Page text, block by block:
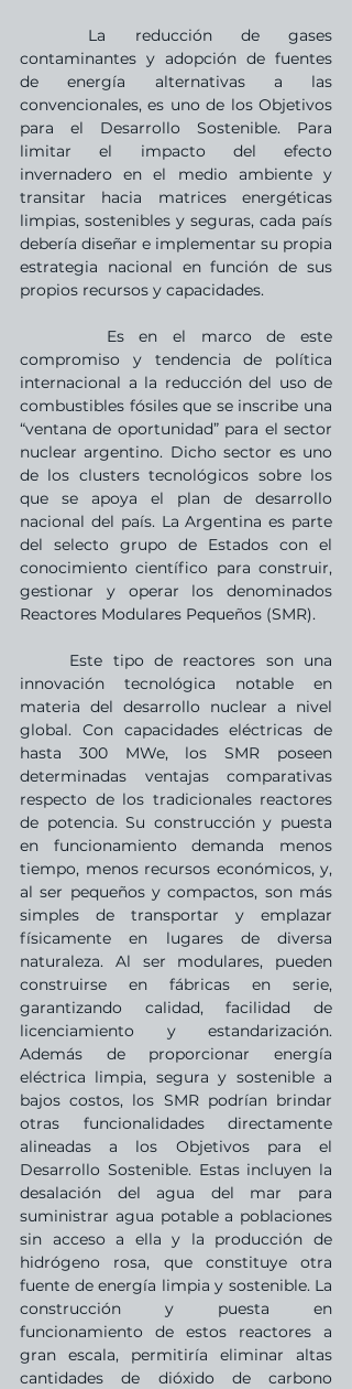
contaminantes y adopción de fuentes
de energía alternativas a las
convencionales, es uno de los Objetivos
para el Desarrollo Sostenible. Para
limitar el impacto del efecto
invernadero en el medio ambiente y
transitar hacia matrices energéticas
limpias, sostenibles y seguras, cada país
debería diseñar e implementar su propia
estrategia nacional en función de sus
propios recursos y capacidades.
compromiso y tendencia de política
internacional a la reducción del uso de
combustibles fósiles que se inscribe una
“ventana de oportunidad” para el sector
nuclear argentino. Dicho sector es uno
de los clusters tecnológicos sobre los
que se apoya el plan de desarrollo
nacional del país. La Argentina es parte
del selecto grupo de Estados con el
conocimiento científico para construir,
gestionar y operar los denominados
Reactores Modulares Pequeños (SMR).
innovación tecnológica notable en
materia del desarrollo nuclear a nivel
global. Con capacidades eléctricas de
hasta 300 MWe, los SMR poseen
determinadas ventajas comparativas
respecto de los tradicionales reactores
de potencia. Su construcción y puesta
en funcionamiento demanda menos
tiempo, menos recursos económicos, y,
al ser pequeños y compactos, son más
simples de transportar y emplazar
físicamente en lugares de diversa
naturaleza. Al ser modulares, pueden
construirse en fábricas en serie,
garantizando calidad, facilidad de
licenciamiento y estandarización.
Además de proporcionar energía
eléctrica limpia, segura y sostenible a
bajos costos, los SMR podrían brindar
otras funcionalidades directamente
alineadas a los Objetivos para el
Desarrollo Sostenible. Estas incluyen la
desalación del agua del mar para
suministrar agua potable a poblaciones
sin acceso a ella y la producción de
hidrógeno rosa, que constituye otra
fuente de energía limpia y sostenible. La
construcción y puesta en
funcionamiento de estos reactores a
gran escala, permitiría eliminar altas
cantidades de dióxido de carbono